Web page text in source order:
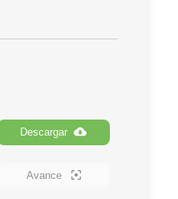
Descargar
Avance